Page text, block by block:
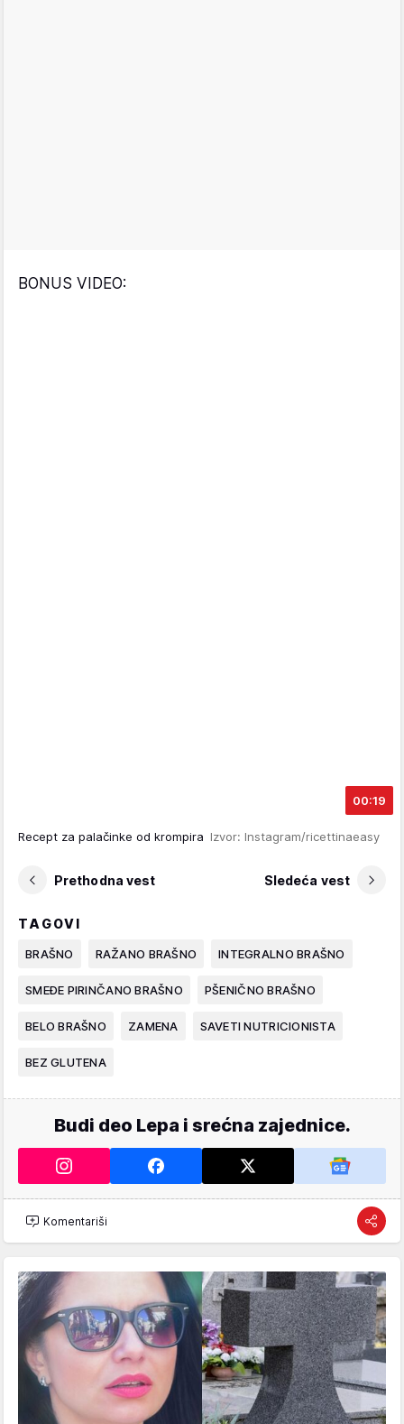
BONUS VIDEO:
00:19
Recept za palačinke od krompira Izvor: Instagram/ricettinaeasy
Prethodna vest Sledeća vest
TAGOVI
BRAŠNO RAŽANO BRAŠNO INTEGRALNO BRAŠNO
SMEĐE PIRINČANO BRAŠNO PŠENIČNO BRAŠNO
BELO BRAŠNO ZAMENA SAVETI NUTRICIONISTA
BEZ GLUTENA
Budi deo Lepa i srećna zajednice.
Komentariši